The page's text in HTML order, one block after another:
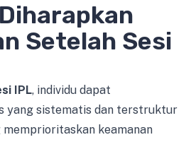
Setelah Sesi
IPL, individu dapat
yang sistematis dan terstruktur
keamanan